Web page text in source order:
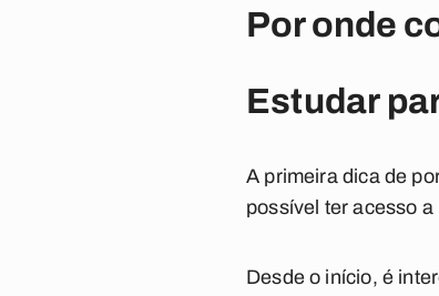
Por onde
Estudar
A primeira dica de
possível ter acesso
Desde o início, é